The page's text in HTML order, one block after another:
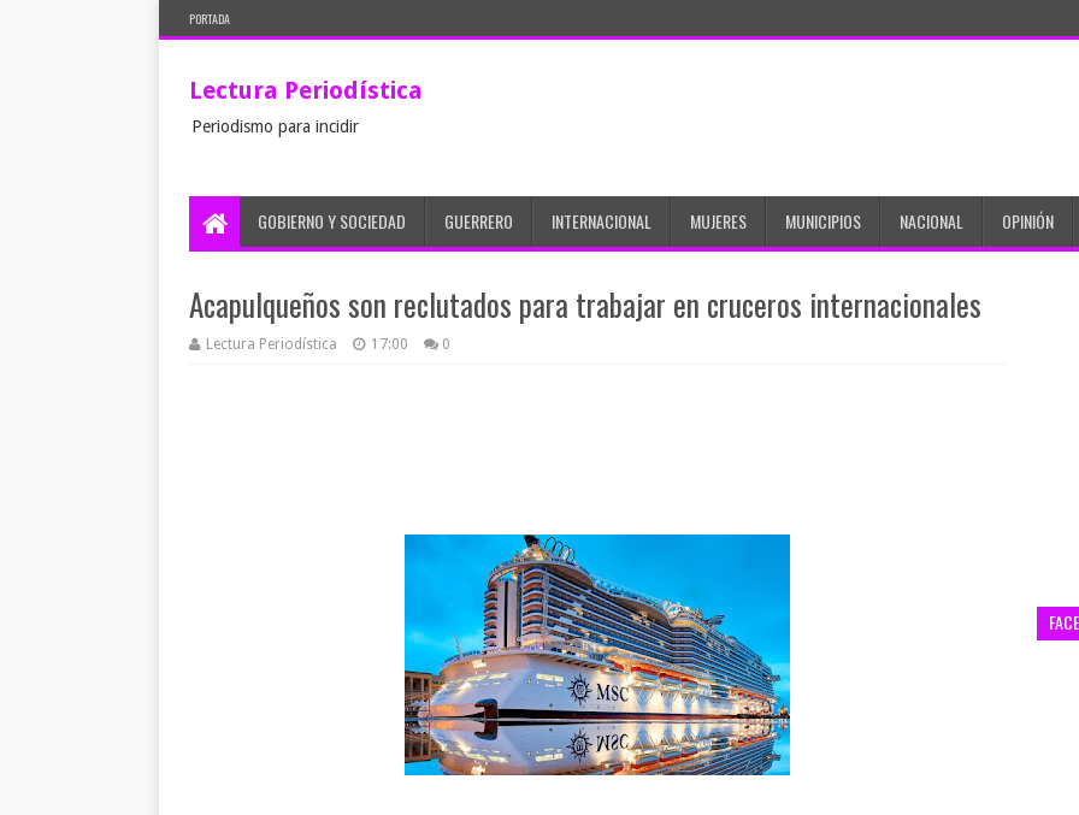
PORTADA
Lectura Periodística
Periodismo para incidir
GOBIERNO Y SOCIEDAD GUERRERO INTERNACIONAL MUJERES MUNICIPIOS NACIONAL OPINIÓN
Acapulqueños son reclutados para trabajar en cruceros internacionales
Lectura Periodística 17:00 0